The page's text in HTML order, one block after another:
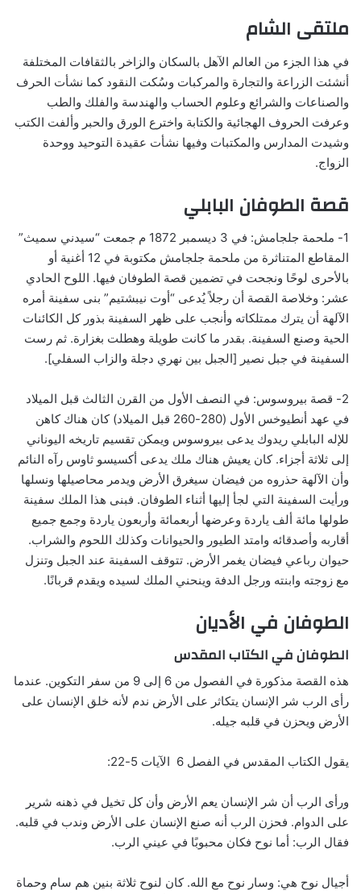
ملتقى الشام
في هذا الجزء من العالم الآهل بالسكان والزاخر بالثقافات المختلفة
أنشئت الزراعة والتجارة والمركبات وسُكت النقود كما نشأت الحرف
والصناعات والشرائع وعلوم الحساب والهندسة والفلك والطب
وعرفت الحروف الهجائية والكتابة واخترع الورق والحبر وألفت الكتب
وشيدت المدارس والمكتبات وفيها نشأت عقيدة التوحيد ووحدة
الزواج.
قصة الطوفان البابلي
1- ملحمة جلجامش: في 3 ديسمبر 1872 م جمعت “سيدني سميث”
المقاطع المتناثرة من ملحمة جلجامش مكتوبة في 12 أغنية أو
بالأحرى لوحًا ونجحت في تضمين قصة الطوفان فيها. اللوح الحادي
عشر: وخلاصة القصة أن رجلاً يُدعى “أوت نيبشتيم” بنى سفينة أمره
الآلهة أن يترك ممتلكاته وأنجب على ظهر السفينة بذور كل الكائنات
الحية وصنع السفينة. بقدر ما كانت طويلة وهطلت بغزارة. ثم رست
السفينة في جبل نصير [الجبل بين نهري دجلة والزاب السفلي].
2- قصة بيروسوس: في النصف الأول من القرن الثالث قبل الميلاد
في عهد أنطيوخس الأول (280-260 قبل الميلاد) كان هناك كاهن
للإله البابلي ريدوك يدعى بيروسوس ويمكن تقسيم تاريخه اليوناني
إلى ثلاثة أجزاء. كان يعيش هناك ملك يدعى أكسيسو ثاوس رآه النائم
وأن الآلهة حذروه من فيضان سيغرق الأرض ويدمر محاصيلها ونسلها
ورأيت السفينة التي لجأ إليها أثناء الطوفان. فبنى هذا الملك سفينة
طولها مائة ألف ياردة وعرضها أربعمائة وأربعون ياردة وجمع جميع
أقاربه وأصدقائه وامتد الطيور والحيوانات وكذلك اللحوم والشراب.
حيوان رباعي فيضان يغمر الأرض. تتوقف السفينة عند الجبل وتنزل
مع زوجته وابنته ورجل الدفة وينحني الملك لسيده ويقدم قربانًا.
الطوفان في الأديان
الطوفان في الكتاب المقدس
هذه القصة مذكورة في الفصول من 6 إلى 9 من سفر التكوين. عندما
رأى الرب شر الإنسان يتكاثر على الأرض ندم لأنه خلق الإنسان على
الأرض ويحزن في قلبه جيله.
يقول الكتاب المقدس في الفصل 6 الآيات 5-22:
ورأى الرب أن شر الإنسان يعم الأرض وأن كل تخيل في ذهنه شرير
على الدوام. فحزن الرب أنه صنع الإنسان على الأرض وندب في قلبه.
فقال الرب: أما نوح فكان محبوبًا في عيني الرب.
أجيال نوح هي: وسار نوح مع الله. كان لنوح ثلاثة بنين هم سام وحماة